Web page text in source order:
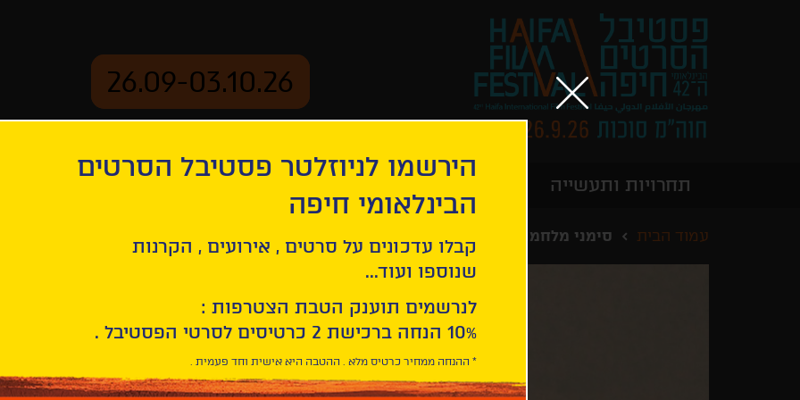
26.09-03.10.26
תחרויות ותעשייה
עמוד הבית סימני מלחמה
הירשמו לניוזלטר פסטיבל הסרטים
הבינלאומי חיפה
קבלו עדכונים על סרטים , אירועים , הקרנות
שנוספו ועוד...
לנרשמים תוענק הטבת הצטרפות :
10% הנחה ברכישת 2 כרטיסים לסרטי הפסטיבל .
* ההנחה ממחיר כרטיס מלא . ההטבה היא אישית וחד פעמית .